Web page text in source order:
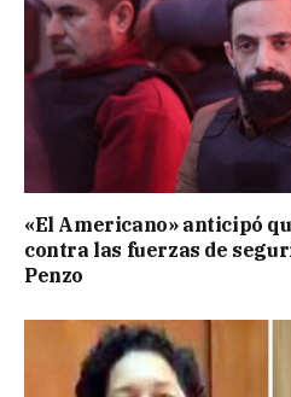
«El Americano» anticipó
contra las fuerzas de
Penzo